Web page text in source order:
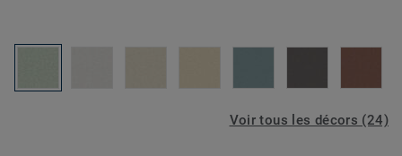
Voir tous les décors (24)